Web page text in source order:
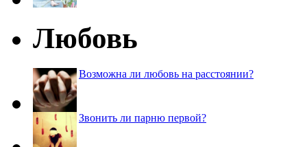
Любовь
Возможна ли любовь на расстоянии?
Звонить ли парню первой?